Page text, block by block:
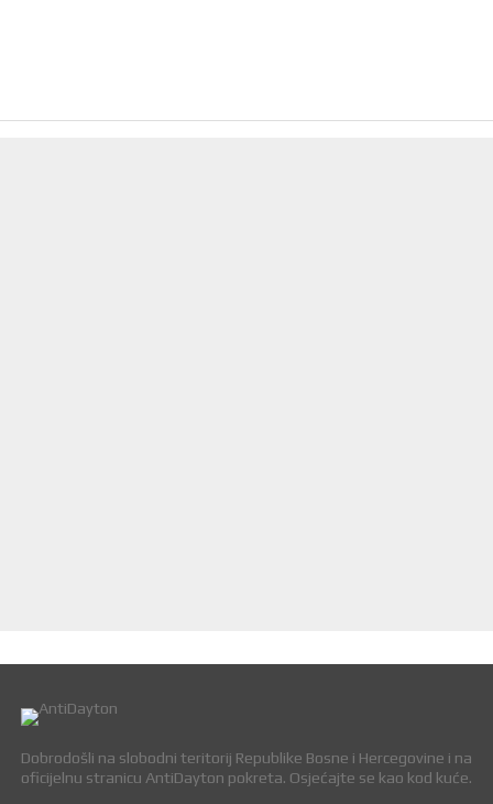
Dobrodošli na slobodni teritorij Republike Bosne i Hercegovine i na
oficijelnu stranicu AntiDayton pokreta. Osjećajte se kao kod kuće.